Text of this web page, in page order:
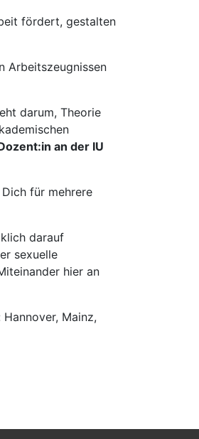
fördert, gestalten
Arbeitszeugnissen
darum, Theorie
an der IU
für mehrere
darauf
sexuelle
hier an
Mainz,